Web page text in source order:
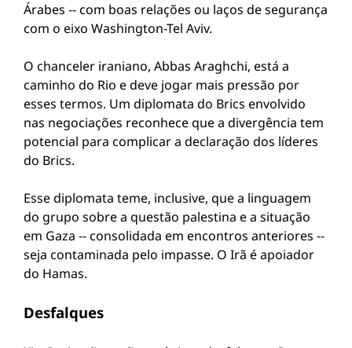
Árabes -- com boas relações ou laços de segurança
com o eixo Washington-Tel Aviv.
O chanceler iraniano, Abbas Araghchi, está a
caminho do Rio e deve jogar mais pressão por
esses termos. Um diplomata do Brics envolvido
nas negociações reconhece que a divergência tem
potencial para complicar a declaração dos líderes
do Brics.
Esse diplomata teme, inclusive, que a linguagem
do grupo sobre a questão palestina e a situação
em Gaza -- consolidada em encontros anteriores --
seja contaminada pelo impasse. O Irã é apoiador
do Hamas.
Desfalques